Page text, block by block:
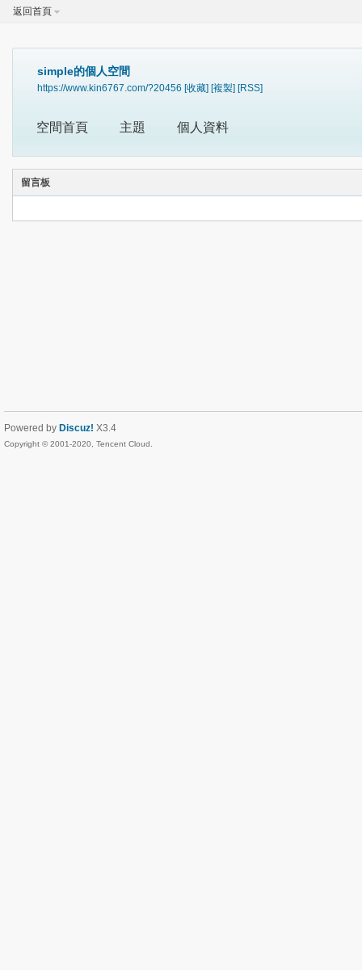
返回首頁
simple的個人空間
https://www.kin6767.com/?20456 [收藏] [複製] [RSS]
空間首頁 主題 個人資料
留言板
Powered by Discuz! X3.4
Copyright © 2001-2020, Tencent Cloud.